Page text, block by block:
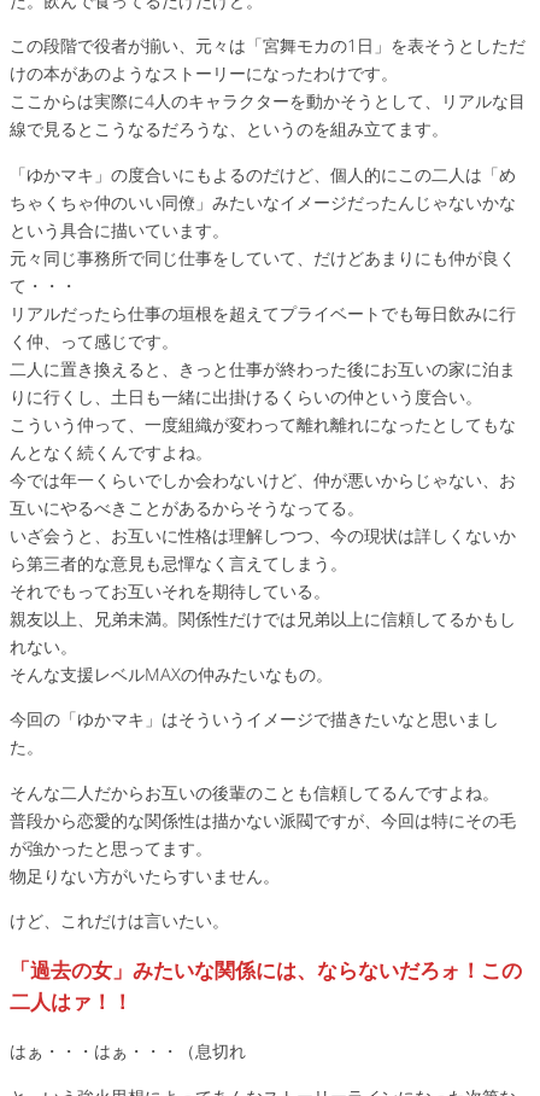
この段階で役者が揃い、元々は「宮舞モカの1日」を表そうとしただ
けの本があのようなストーリーになったわけです。
ここからは実際に4人のキャラクターを動かそうとして、リアルな目
線で見るとこうなるだろうな、というのを組み立てます。
「ゆかマキ」の度合いにもよるのだけど、個人的にこの二人は「め
ちゃくちゃ仲のいい同僚」みたいなイメージだったんじゃないかな
という具合に描いています。
元々同じ事務所で同じ仕事をしていて、だけどあまりにも仲が良く
て・・・
リアルだったら仕事の垣根を超えてプライベートでも毎日飲みに行
く仲、って感じです。
二人に置き換えると、きっと仕事が終わった後にお互いの家に泊ま
りに行くし、土日も一緒に出掛けるくらいの仲という度合い。
こういう仲って、一度組織が変わって離れ離れになったとしてもな
んとなく続くんですよね。
今では年一くらいでしか会わないけど、仲が悪いからじゃない、お
互いにやるべきことがあるからそうなってる。
いざ会うと、お互いに性格は理解しつつ、今の現状は詳しくないか
ら第三者的な意見も忌憚なく言えてしまう。
それでもってお互いそれを期待している。
親友以上、兄弟未満。関係性だけでは兄弟以上に信頼してるかもし
れない。
そんな支援レベルMAXの仲みたいなもの。
今回の「ゆかマキ」はそういうイメージで描きたいなと思いまし
た。
そんな二人だからお互いの後輩のことも信頼してるんですよね。
普段から恋愛的な関係性は描かない派閥ですが、今回は特にその毛
が強かったと思ってます。
物足りない方がいたらすいません。
けど、これだけは言いたい。
「過去の女」みたいな関係には、ならないだろォ！この
二人はァ！！
はぁ・・・はぁ・・・（息切れ